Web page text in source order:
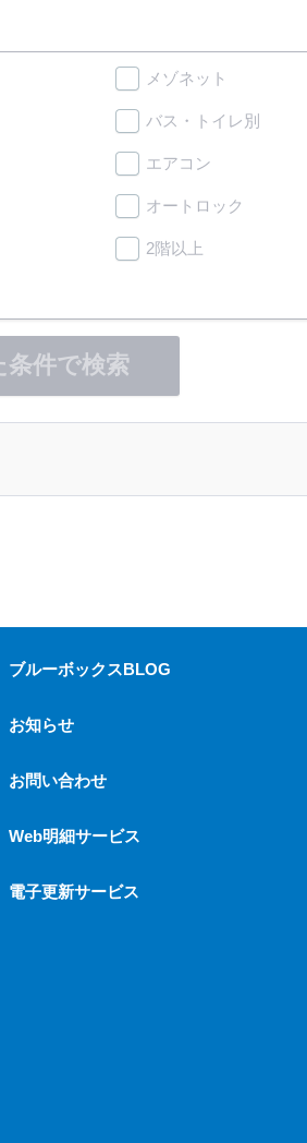
メゾネット
バス・トイレ別
エアコン
オートロック
2階以上
条件で検索
ブルーボックスBLOG
お知らせ
お問い合わせ
Web明細サービス
電子更新サービス